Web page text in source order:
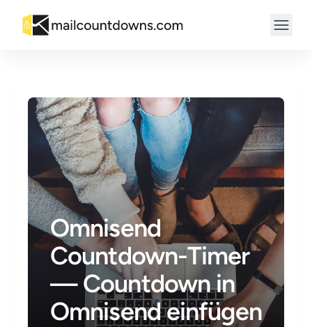
Omnisend
Countdown-Timer
— Countdown in
Omnisend einfügen